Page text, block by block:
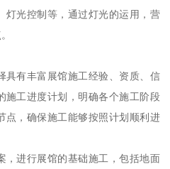
灯光控制等，通过灯光的运用，营
具有丰富展馆施工经验、资质、信
施工进度计划，明确各个施工阶段
点，确保施工能够按照计划顺利进
，进行展馆的基础施工，包括地面